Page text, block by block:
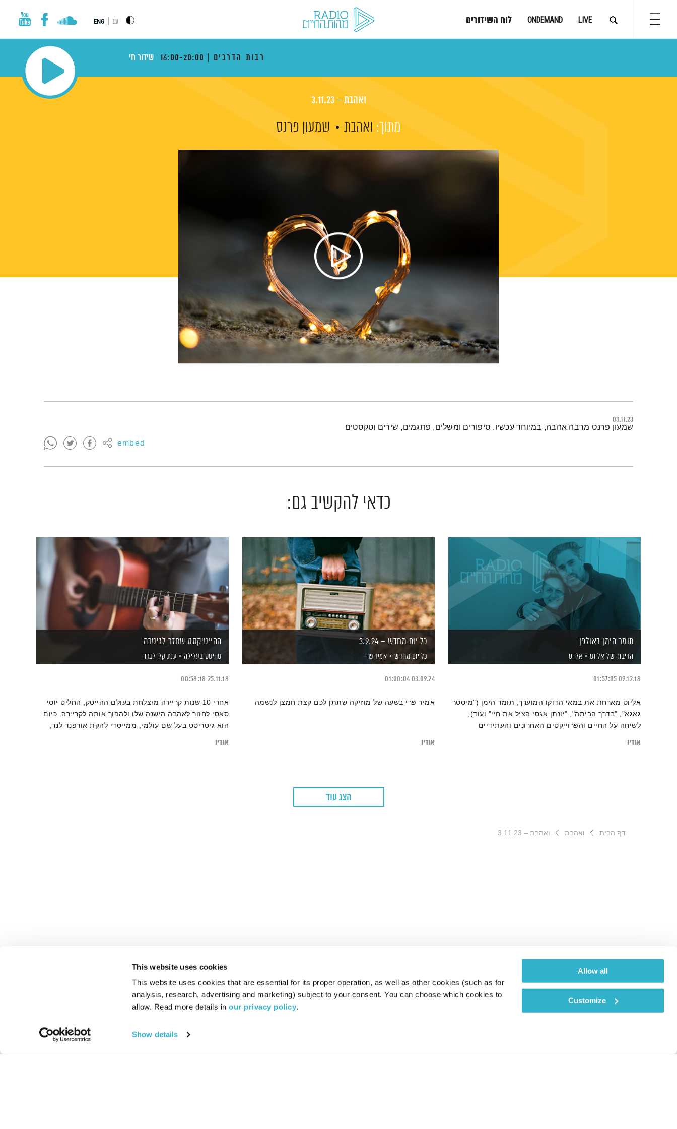
This website uses cookies
This website uses cookies that are essential for its proper operation, as well as other cookies (such as for
analysis, research, advertising and marketing) subject to your consent. You can choose which cookies to
allow. Read more details in our privacy policy.
Show details
Allow all
Customize
LIVE
ONDEMAND לוח השידורים עב ENG
רבות הדרכים 16:00-20:00 שידור חי
ואהבת – 3.11.23
מתוך: ואהבת שמעון פרנס
03.11.23
embed
תמצית הפודקאסט
שמעון פרנס מרבה אהבה, במיוחד עכשיו. סיפורים ומשלים, פתגמים, שירים וטקסטים
כדאי להקשיב גם:
תומר הימן באולפן
הדיבור של אליוט אליוט
09.12.18
01:57:05
אליוט מארחת את במאי הדוקו המוערך, תומר הימן ("מיסטר
גאגא", "בדרך הביתה", "יונתן אגסי הציל את חיי" ועוד),
לשיחה על החיים והפרוייקטים האחרונים והעתידיים
אודיו
כל יום מחדש – 3.9.24
כל יום מחדש אמיר פרי
03.09.24
01:00:04
אמיר פרי בשעה של מוזיקה שתתן לכם קצת חמצן לנשמה
אודיו
ההייטיקסט שחזר לגיטרה
טוויסט בעלילה ענת קלו לברון
25.11.18
00:58:18
אחרי 10 שנות קריירה מוצלחת בעולם ההייטק, החליט יוסי
סאסי לחזור לאהבה הישנה שלו ולהפוך אותה לקריירה. כיום
הוא גיטריסט בעל שם עולמי, ממייסדי להקת אורפנד לנד,
אודיו
הצג עוד
דף הבית ואהבת ואהבת – 3.11.23